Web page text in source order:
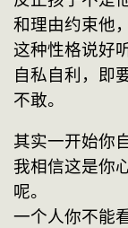
和理由约束他
这种性格说好
自私自利，即
不敢。
其实一开始你
我相信这是你
呢。
一个人你不能